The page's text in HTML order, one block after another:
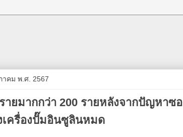
คม พ.ศ. 2567
ายมากกว่า 200 รายหลังจากปัญหาซ
เครื่องปั๊มอินซูลินหมด